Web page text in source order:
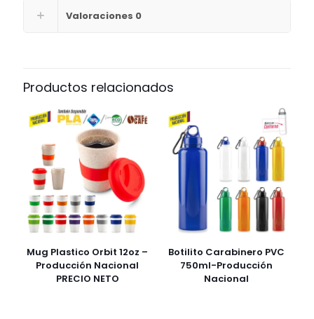
Valoraciones 0
Productos relacionados
Mug Plastico Orbit 12oz –
Producción Nacional
PRECIO NETO
Botilito Carabinero PVC
750ml-Producción
Nacional